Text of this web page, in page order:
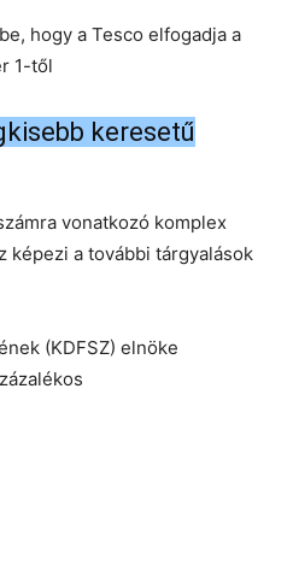
hogy a Tesco elfogadja a
1-től
keresetű
vonatkozó komplex
képezi a további tárgyalások
(KDFSZ) elnöke